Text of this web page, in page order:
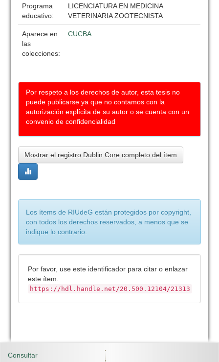
Programa
educativo:
LICENCIATURA EN MEDICINA
VETERINARIA ZOOTECNISTA
Aparece en
las
colecciones:
CUCBA
Por respeto a los derechos de autor, esta tesis no
puede publicarse ya que no contamos con la
autorización explícita de su autor o se cuenta con un
convenio de confidencialidad
Mostrar el registro Dublin Core completo del ítem
Los ítems de RIUdeG están protegidos por copyright,
con todos los derechos reservados, a menos que se
indique lo contrario.
Por favor, use este identificador para citar o enlazar
este ítem:
https://hdl.handle.net/20.500.12104/21313
Consultar